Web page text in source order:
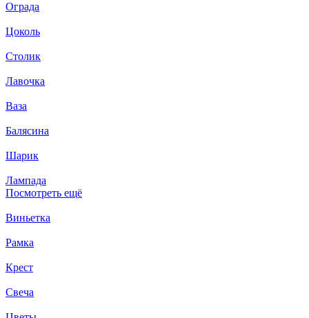
Ограда
Цоколь
Столик
Лавочка
Ваза
Балясина
Шарик
Лампада
Посмотреть ещё
Виньетка
Рамка
Крест
Свеча